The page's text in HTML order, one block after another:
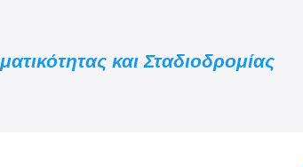
και Σταδιοδρομίας